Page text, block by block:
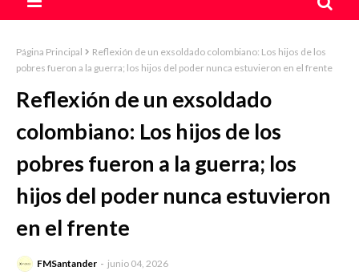
Página Principal
Reflexión de un exsoldado colombiano: Los hijos de los
pobres fueron a la guerra; los hijos del poder nunca estuvieron en el frente
Reflexión de un exsoldado
colombiano: Los hijos de los
pobres fueron a la guerra; los
hijos del poder nunca estuvieron
en el frente
FMSantander junio 04, 2026